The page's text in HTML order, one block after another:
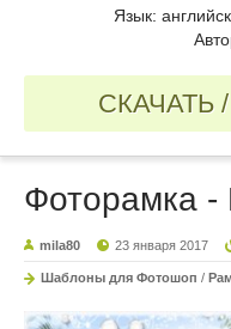
Язык:
СКАЧАТЬ
Фоторамка -
mila80 23 января 2017
Шаблоны для Фотошоп /